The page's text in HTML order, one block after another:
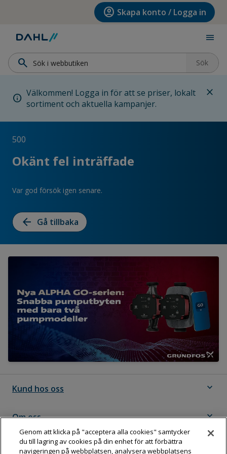
Hoppa till huvudinnehållet account_circle Skapa konto / Logga in
menu
search Sök
info Välkommen! Logga in för att se priser, lokalt
sortiment och aktuella kampanjer.
close
500
Okänt fel inträffade
Var god försök igen senare.
arrow_back Gå tillbaka
Kund hos oss expand_more
Om oss expand_more
Följ Dahl
Genom att klicka på "acceptera alla cookies" samtycker
du till lagring av cookies på din enhet för att förbättra
navigeringen på webbplatsen, analysera webbplatsens